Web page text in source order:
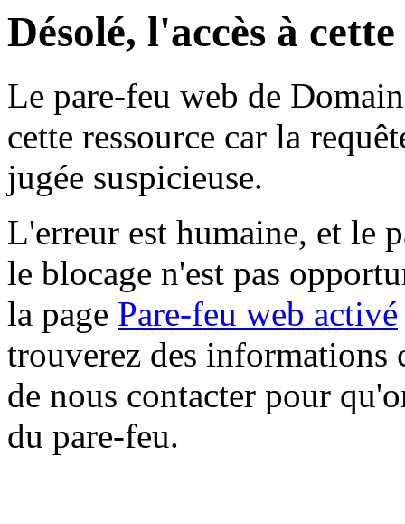
Désolé, l'accès à
Le pare-feu web de
cette ressource car la
jugée suspicieuse.
L'erreur est humaine, et le
le blocage n'est pas
la page Pare-feu web activé
trouverez des informations
de nous contacter pour
du pare-feu.